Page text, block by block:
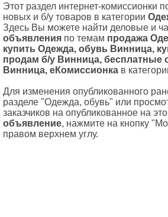
Этот раздел интернет-комиссионки
новых и б/у товаров в категории
Здесь Вы можете найти деловые и
объявления по темам продажа
купить Одежда, обувь Винница,
продам б/у Винница, бесплатные
Винница, еКомиссионка в
Для изменения опубликованного
разделе "Одежда, обувь" или
заказчиков на опубликованное на
объявление, нажмите на кнопку
правом верхнем углу.